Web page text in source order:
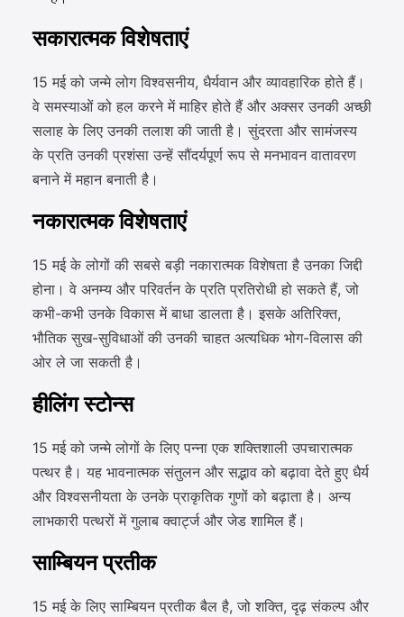
सकारात्मक विशेषताएं
15 मई को जन्मे लोग विश्वसनीय, धैर्यवान और व्यावहारिक होते हैं।
वे समस्याओं को हल करने में माहिर होते हैं और अक्सर उनकी अच्छी
सलाह के लिए उनकी तलाश की जाती है। सुंदरता और सामंजस्य
के प्रति उनकी प्रशंसा उन्हें सौंदर्यपूर्ण रूप से मनभावन वातावरण
बनाने में महान बनाती है।
नकारात्मक विशेषताएं
15 मई के लोगों की सबसे बड़ी नकारात्मक विशेषता है उनका जिद्दी
होना। वे अनम्य और परिवर्तन के प्रति प्रतिरोधी हो सकते हैं, जो
कभी-कभी उनके विकास में बाधा डालता है। इसके अतिरिक्त,
भौतिक सुख-सुविधाओं की उनकी चाहत अत्यधिक भोग-विलास की
ओर ले जा सकती है।
हीलिंग स्टोन्स
15 मई को जन्मे लोगों के लिए पन्ना एक शक्तिशाली उपचारात्मक
पत्थर है। यह भावनात्मक संतुलन और सद्भाव को बढ़ावा देते हुए धैर्य
और विश्वसनीयता के उनके प्राकृतिक गुणों को बढ़ाता है। अन्य
लाभकारी पत्थरों में गुलाब क्वार्ट्ज और जेड शामिल हैं।
साम्बियन प्रतीक
15 मई के लिए साम्बियन प्रतीक बैल है, जो शक्ति, दृढ़ संकल्प और